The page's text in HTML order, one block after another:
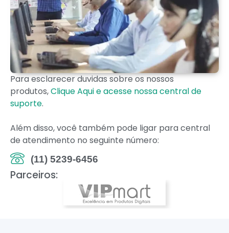
Para esclarecer duvidas sobre os nossos
produtos,Clique Aqui e acesse nossa central de
suporte.
Além disso, você também pode ligar para central
de atendimento no seguinte número:
(11) 5239-6456
Parceiros: